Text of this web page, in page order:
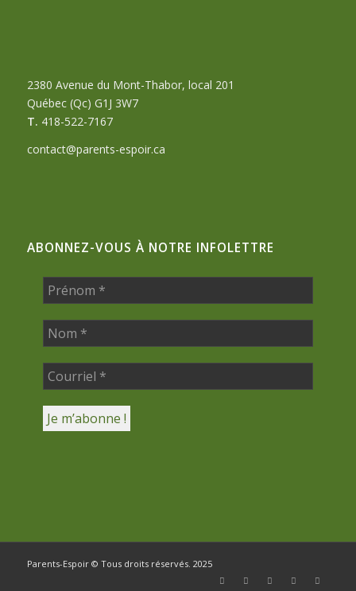
2380 Avenue du Mont-Thabor, local 201
Québec (Qc) G1J 3W7
T. 418-522-7167
contact@parents-espoir.ca
ABONNEZ-VOUS À NOTRE INFOLETTRE
Parents-Espoir © Tous droits réservés. 2025